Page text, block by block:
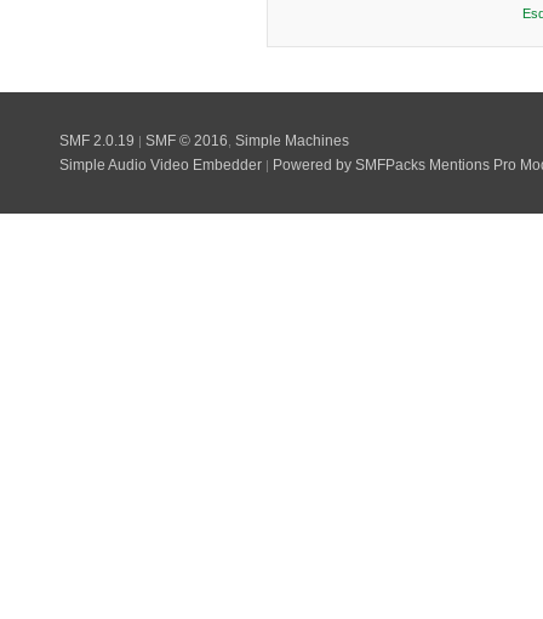
SMF 2.0.19 | SMF © 2016 Simple Machines
Simple Audio Video Embedder | Powered by SMFPacks Mentions Pro